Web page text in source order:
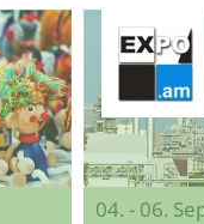
04. - 06.